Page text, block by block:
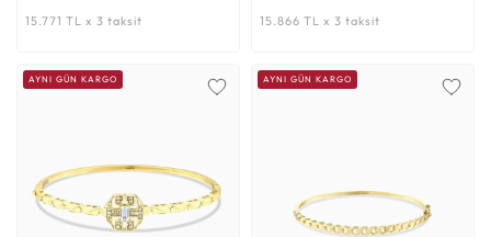
15.771 TL x 3 taksit 15.866 TL x 3 taksit
AYNI GÜN KARGO AYNI GÜN KARGO